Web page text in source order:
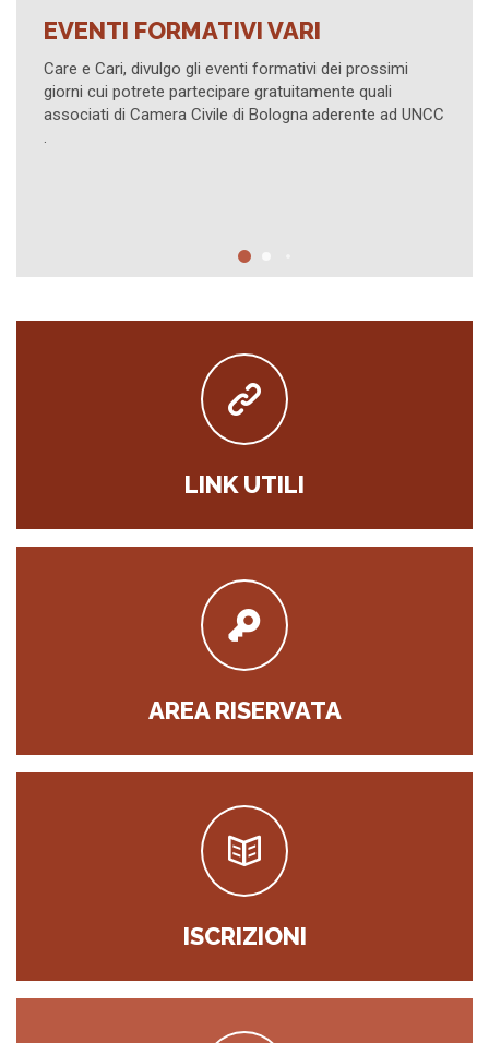
dei prossimi
quali
aderente ad UNCC
I PROVVEDIMENTI
ART. 473 BIS.15 C.P.C.
Evento su piattaforma Zoom
Civile di Lucca in collaborazione
LINK UTILI
AREA RISERVATA
ISCRIZIONI